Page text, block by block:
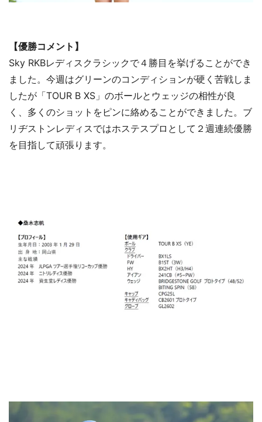
【優勝コメント】
Sky RKBレディスクラシックで４勝目を挙げることができ
ました。今週はグリーンのコンディションが硬く苦戦しま
したが「TOUR B XS」のボールとウェッジの相性が良
く、多くのショットをピンに絡めることができました。ブ
リヂストンレディスではホステスプロとして２週連続優勝
を目指して頑張ります。